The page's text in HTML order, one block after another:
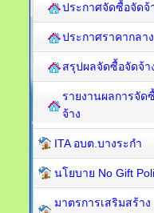
ประกาศจัดซื้อจัดจ้
ประกาศราคากลาง
สรุปผลจัดซื้อจัดจ้า
รายงานผลการจัด
จ้าง
ITA อบต.บางระกำ
นโยบาย No Gift
มาตรการเสริมสร้าง